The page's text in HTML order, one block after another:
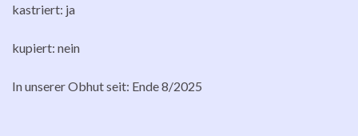
kastriert: ja
kupiert: nein
In unserer Obhut seit: Ende 8/2025